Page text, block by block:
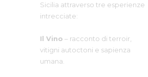
Sicilia attraverso tre esperienze
intrecciate:
Il Vino – racconto di terroir,
vitigni autoctoni e sapienza
umana.